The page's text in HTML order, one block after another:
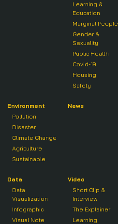
Learning &
Education
Marginal People
Gender &
Sexuality
Public Health
Covid-19
Housing
Safety
Environment
Pollution
Disaster
Climate Change
Agriculture
Sustainable
News
Data
Data
Visualization
Infographic
Visual Note
Video
Short Clip &
Interview
The Explainer
Learning